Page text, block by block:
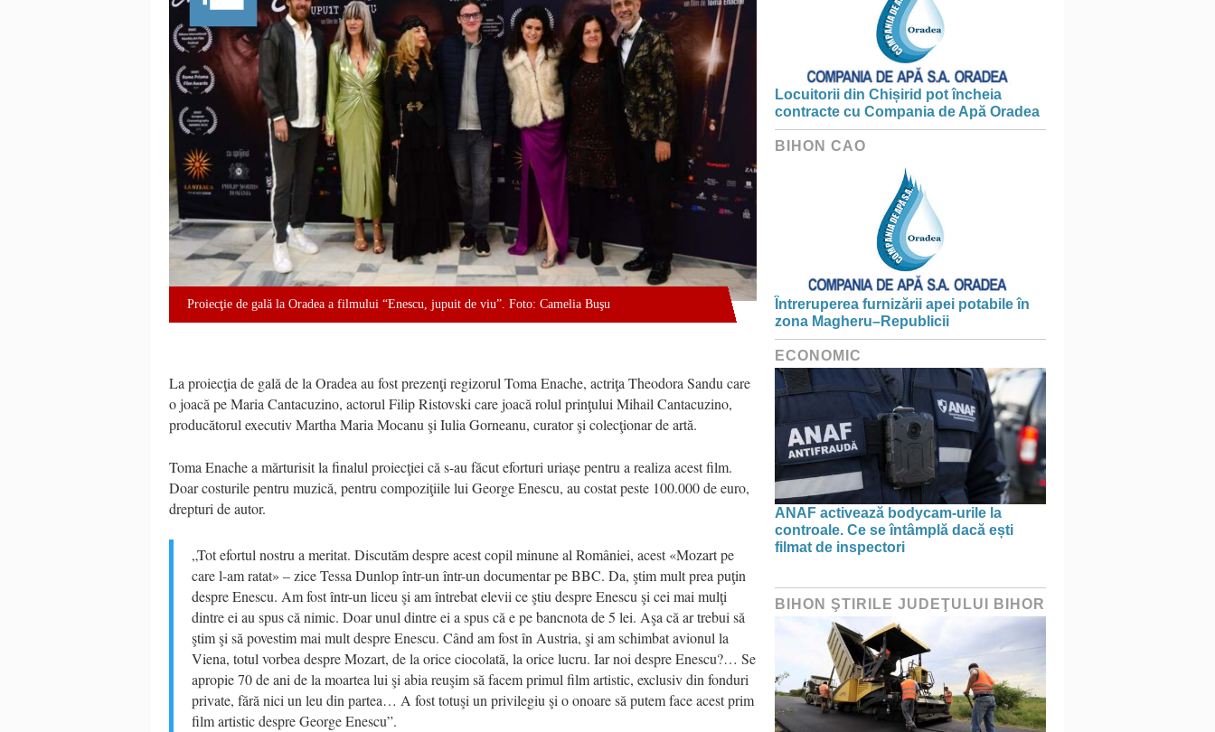
Proiecţie de gală la Oradea a filmului “Enescu, jupuit de viu”. Foto: Camelia Buşu
La proiecţia de gală de la Oradea au fost prezenţi regizorul Toma Enache, actriţa Theodora Sandu care
o joacă pe Maria Cantacuzino, actorul Filip Ristovski care joacă rolul prinţului Mihail Cantacuzino,
producătorul executiv Martha Maria Mocanu şi Iulia Gorneanu, curator şi colecţionar de artă.
Toma Enache a mărturisit la finalul proiecţiei că s-au făcut eforturi uriașe pentru a realiza acest film.
Doar costurile pentru muzică, pentru compoziţiile lui George Enescu, au costat peste 100.000 de euro,
drepturi de autor.
„Tot efortul nostru a meritat. Discutăm despre acest copil minune al României, acest «Mozart pe
care l-am ratat» – zice Tessa Dunlop într-un într-un documentar pe BBC. Da, ştim mult prea puţin
despre Enescu. Am fost într-un liceu şi am întrebat elevii ce ştiu despre Enescu şi cei mai mulţi
dintre ei au spus că nimic. Doar unul dintre ei a spus că e pe bancnota de 5 lei. Aşa că ar trebui să
ştim şi să povestim mai mult despre Enescu. Când am fost în Austria, şi am schimbat avionul la
Viena, totul vorbea despre Mozart, de la orice ciocolată, la orice lucru. Iar noi despre Enescu?… Se
apropie 70 de ani de la moartea lui şi abia reuşim să facem primul film artistic, exclusiv din fonduri
private, fără nici un leu din partea… A fost totuşi un privilegiu şi o onoare să putem face acest prim
film artistic despre George Enescu”.
Locuitorii din Chișirid pot încheia
contracte cu Compania de Apă Oradea
BIHON CAO
Întreruperea furnizării apei potabile în
zona Magheru–Republicii
ECONOMIC
ANAF activează bodycam-urile la
controale. Ce se întâmplă dacă ești
filmat de inspectori
BIHON ŞTIRILE JUDEŢULUI BIHOR